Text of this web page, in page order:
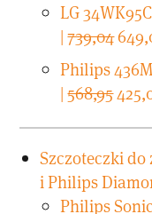
LG
|739,04
Philips
|568,95
Szczoteczki
i Philips
Philips